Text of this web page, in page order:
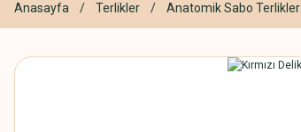
Anasayfa Terlikler Anatomik Sabo Terlikler